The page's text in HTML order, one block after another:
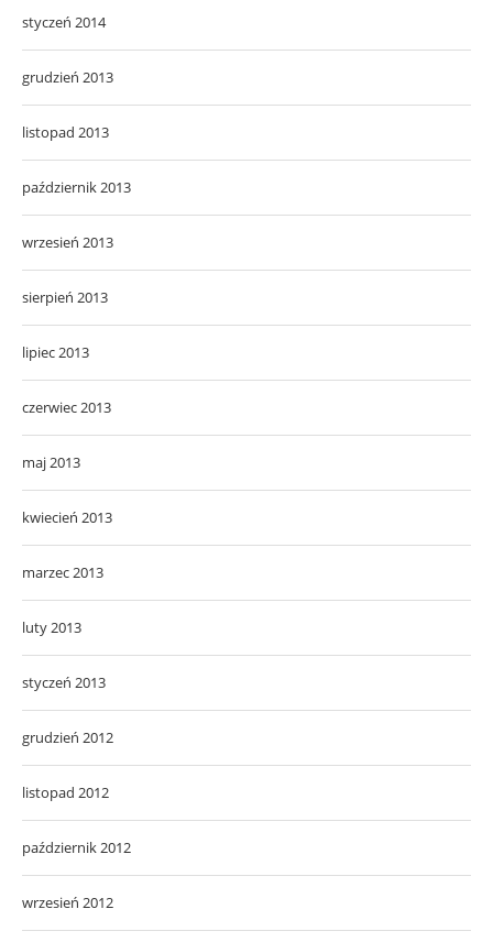
styczeń 2014
grudzień 2013
listopad 2013
październik 2013
wrzesień 2013
sierpień 2013
lipiec 2013
czerwiec 2013
maj 2013
kwiecień 2013
marzec 2013
luty 2013
styczeń 2013
grudzień 2012
listopad 2012
październik 2012
wrzesień 2012